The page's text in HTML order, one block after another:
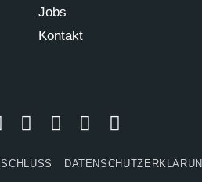
Jobs
Kontakt